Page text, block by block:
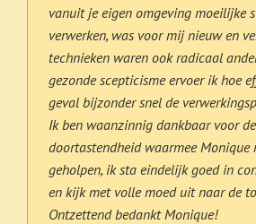
vanuit je eigen omgeving moeilijke
verwerken, was voor mij nieuw en
technieken waren ook radicaal
gezonde scepticisme ervoer ik hoe
geval bijzonder snel de
Ik ben waanzinnig dankbaar voor
doortastendheid waarmee Monique
geholpen, ik sta eindelijk goed in
en kijk met volle moed uit naar de
Ontzettend bedankt Monique!